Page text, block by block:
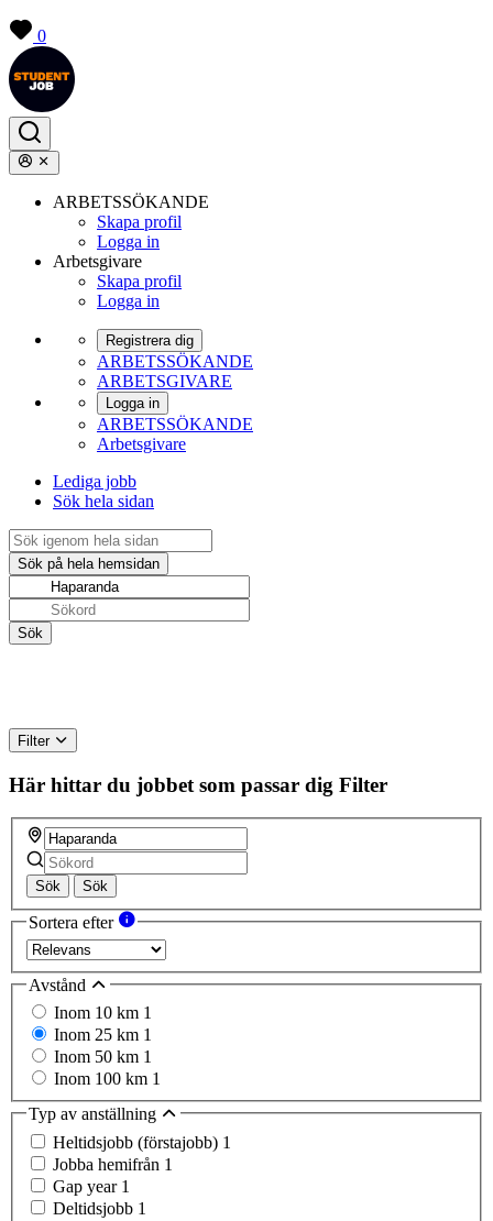
0
ARBETSSÖKANDE
Skapa profil
Logga in
Arbetsgivare
Skapa profil
Logga in
Registrera dig
ARBETSSÖKANDE
ARBETSGIVARE
Logga in
ARBETSSÖKANDE
Arbetsgivare
Lediga jobb
Sök hela sidan
Filter
Här hittar du jobbet som passar dig Filter
Sök Sök
Sortera efter
Avstånd
Inom 10 km 1
Inom 25 km 1
Inom 50 km 1
Inom 100 km 1
Typ av anställning
Heltidsjobb (förstajobb) 1
Jobba hemifrån 1
Gap year 1
Deltidsjobb 1